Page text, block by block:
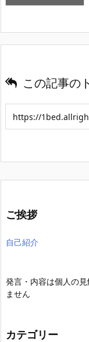
この記事の
ご挨拶
自己紹介
発言・内容は個人の
ません
カテゴリー